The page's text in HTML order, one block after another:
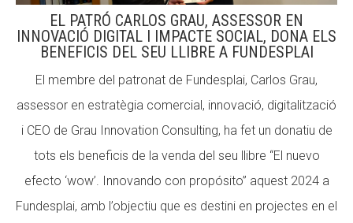
EL PATRÓ CARLOS GRAU, ASSESSOR EN
INNOVACIÓ DIGITAL I IMPACTE SOCIAL, DONA ELS
BENEFICIS DEL SEU LLIBRE A FUNDESPLAI
El membre del patronat de Fundesplai, Carlos Grau,
assessor en estratègia comercial, innovació, digitalització
i CEO de Grau Innovation Consulting, ha fet un donatiu de
tots els beneficis de la venda del seu llibre “El nuevo
efecto ‘wow’. Innovando con propósito” aquest 2024 a
Fundesplai, amb l’objectiu que es destini en projectes en el
Proposta educativa
ACTUALITAT
Notícies
Diari de la Fundació
Fundesplai als mitjans
Xarxes socials